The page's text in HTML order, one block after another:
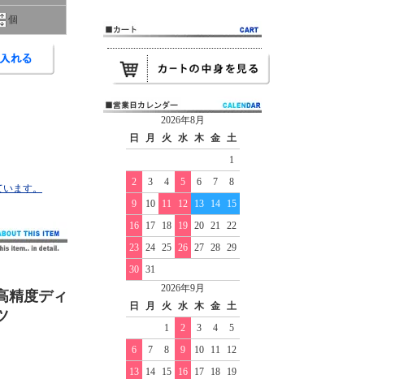
個
ます。
精度ディ
2026年8月
日
月 火 水 木 金
土
1
2
3 4 5 6 7
8
9
10 11 12 13 14
15
16
17 18 19 20 21
22
23
24 25 26 27 28
29
30
31
2026年9月
日
月 火 水 木 金
土
1
2 3 4
5
6
7 8 9 10 11
12
13
14 15 16 17 18
19